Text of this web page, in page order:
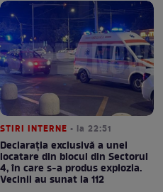
STIRI INTERNE • la 22:51
Declarația exclusivă a unei
locatare din blocul din Sectorul
4, în care s-a produs explozia.
Vecinii au sunat la 112